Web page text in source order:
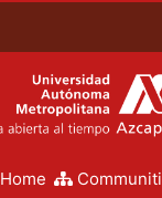
Home